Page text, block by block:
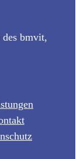
des bmvit,